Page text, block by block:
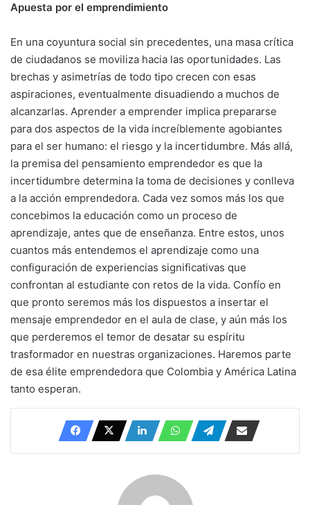
Apuesta por el emprendimiento
En una coyuntura social sin precedentes, una masa crítica
de ciudadanos se moviliza hacia las oportunidades. Las
brechas y asimetrías de todo tipo crecen con esas
aspiraciones, eventualmente disuadiendo a muchos de
alcanzarlas. Aprender a emprender implica prepararse
para dos aspectos de la vida increíblemente agobiantes
para el ser humano: el riesgo y la incertidumbre. Más allá,
la premisa del pensamiento emprendedor es que la
incertidumbre determina la toma de decisiones y conlleva
a la acción emprendedora. Cada vez somos más los que
concebimos la educación como un proceso de
aprendizaje, antes que de enseñanza. Entre estos, unos
cuantos más entendemos el aprendizaje como una
configuración de experiencias significativas que
confrontan al estudiante con retos de la vida. Confío en
que pronto seremos más los dispuestos a insertar el
mensaje emprendedor en el aula de clase, y aún más los
que perderemos el temor de desatar su espíritu
trasformador en nuestras organizaciones. Haremos parte
de esa élite emprendedora que Colombia y América Latina
tanto esperan.